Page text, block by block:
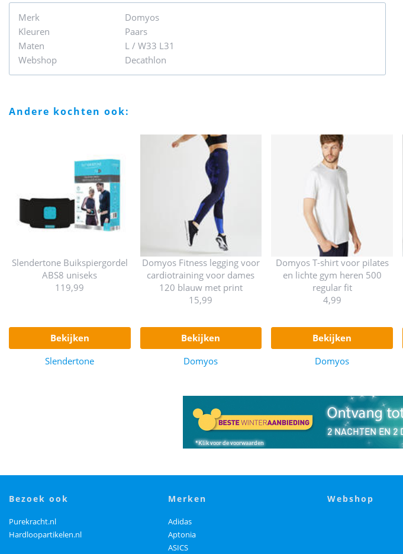
Merk
Domyos
Kleuren
Paars
Maten
L / W33 L31
Webshop
Decathlon
andere kochten ook:
Slendertone Buikspiergordel
ABS8 uniseks
119,99
bekijken
Slendertone
Domyos Fitness legging voor
cardiotraining voor dames
120 blauw met print
15,99
bekijken
Domyos
Domyos T-shirt voor pilates
en lichte gym heren 500
regular fit
4,99
bekijken
Domyos
bezoek ook
Purekracht.nl
Hardloopartikelen.nl
merken
Adidas
Aptonia
ASICS
webshop